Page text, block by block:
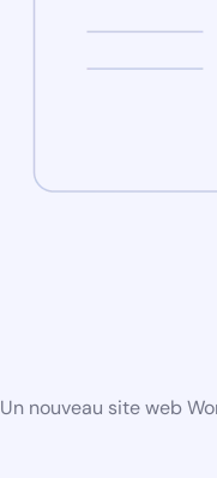
Un nouveau site web